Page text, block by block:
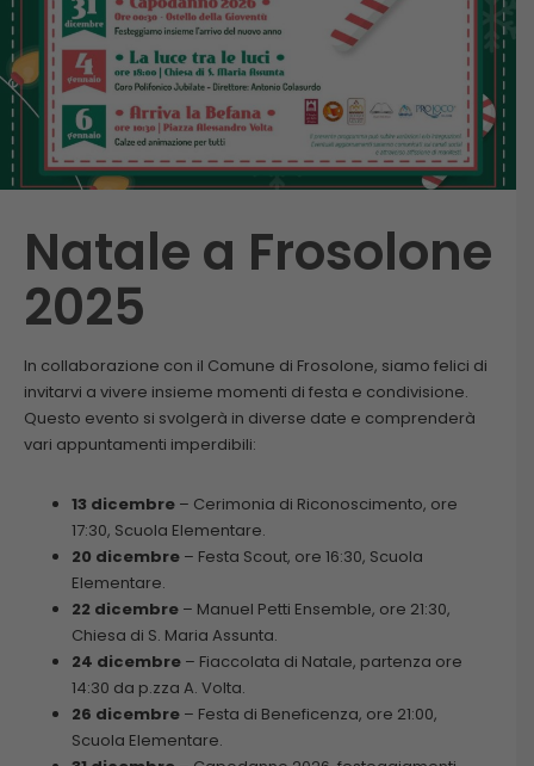
Natale a Frosolone
2025
In collaborazione con il Comune di Frosolone, siamo felici di
invitarvi a vivere insieme momenti di festa e condivisione.
Questo evento si svolgerà in diverse date e comprenderà
vari appuntamenti imperdibili:
13 dicembre – Cerimonia di Riconoscimento, ore
17:30, Scuola Elementare.
20 dicembre – Festa Scout, ore 16:30, Scuola
Elementare.
22 dicembre – Manuel Petti Ensemble, ore 21:30,
Chiesa di S. Maria Assunta.
24 dicembre – Fiaccolata di Natale, partenza ore
14:30 da p.zza A. Volta.
26 dicembre – Festa di Beneficenza, ore 21:00,
Scuola Elementare.